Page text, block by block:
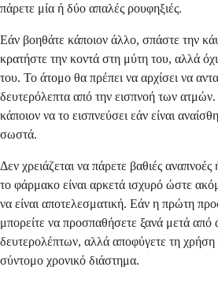
πάρετε μία ή δύο απαλές ρουφηξιές.
Εάν βοηθάτε κάποιον άλλο, σπάστε την
κρατήστε την κοντά στη μύτη του, αλλά
του. Το άτομο θα πρέπει να αρχίσει να
δευτερόλεπτα από την εισπνοή των
κάποιον να το εισπνεύσει εάν είναι
σωστά.
Δεν χρειάζεται να πάρετε βαθιές
το φάρμακο είναι αρκετά ισχυρό ώστε
να είναι αποτελεσματική. Εάν η πρώτη
μπορείτε να προσπαθήσετε ξανά μετά από
δευτερολέπτων, αλλά αποφύγετε τη χρήση
σύντομο χρονικό διάστημα.